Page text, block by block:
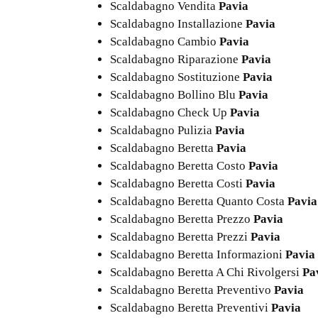
Scaldabagno Vendita Pavia
Scaldabagno Installazione Pavia
Scaldabagno Cambio Pavia
Scaldabagno Riparazione Pavia
Scaldabagno Sostituzione Pavia
Scaldabagno Bollino Blu Pavia
Scaldabagno Check Up Pavia
Scaldabagno Pulizia Pavia
Scaldabagno Beretta Pavia
Scaldabagno Beretta Costo Pavia
Scaldabagno Beretta Costi Pavia
Scaldabagno Beretta Quanto Costa Pavia
Scaldabagno Beretta Prezzo Pavia
Scaldabagno Beretta Prezzi Pavia
Scaldabagno Beretta Informazioni Pavia
Scaldabagno Beretta A Chi Rivolgersi
Scaldabagno Beretta Preventivo Pavia
Scaldabagno Beretta Preventivi Pavia